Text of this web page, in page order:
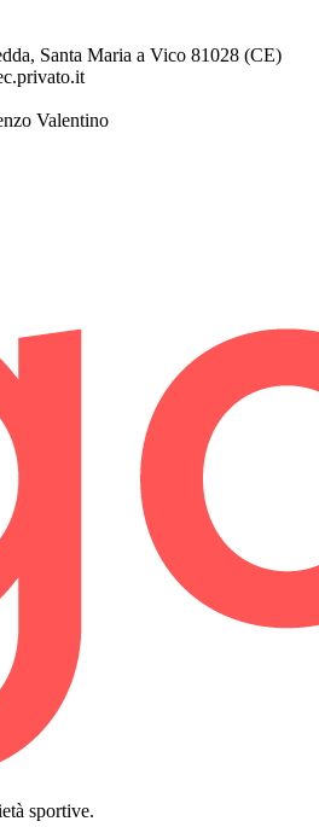
Santa Maria a Vico 81028 (CE)
Valentino
sportive.